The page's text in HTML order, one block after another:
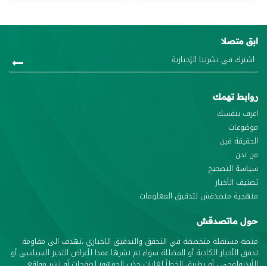
ابق متصلا
روابط تهمك
اعرف بنفسك
موضوعات
الحقيقة فين
من نحن
سياسة التصحيح
تصنيف الأخبار
منهجية متصدقش لتدقيق المعلومات
حول ماتصدقش
منصة مستقلة متخصصة في التحقق والتدقيق الاخباري ،تهدف الى مقاومة
تدفق الأخبار الكاذبة أو المضللة سواء تم نشرها عمدا لأغراض التحيز السياسي أو